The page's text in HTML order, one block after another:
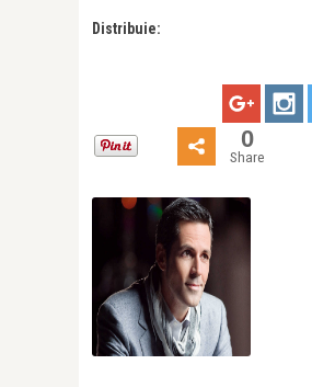
Distribuie:
0
Share